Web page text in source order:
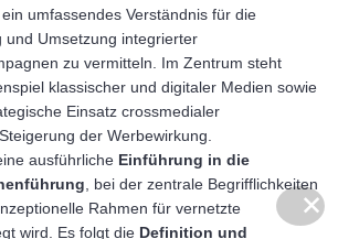
umfassendes Verständnis für die
und Umsetzung integrierter
zu vermitteln. Im Zentrum steht
klassischer und digitaler Medien sowie
Einsatz crossmedialer
der Werbewirkung.
ausführliche Einführung in die
, bei der zentrale Begrifflichkeiten
Rahmen für vernetzte
wird. Es folgt die Definition und
✕
✕